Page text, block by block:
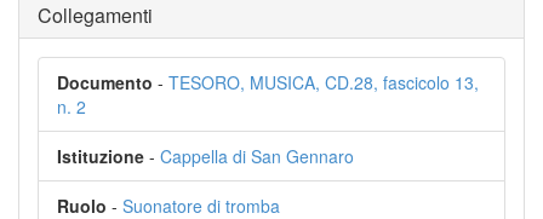
Collegamenti
Documento - TESORO, MUSICA, CD.28, fascicolo 13,
n. 2
Istituzione - Cappella di San Gennaro
Ruolo - Suonatore di tromba